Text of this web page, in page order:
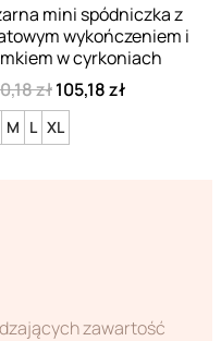
mini spódniczka z
wykończeniem i
w cyrkoniach
zł105,18 zł
M L XL
zawartość